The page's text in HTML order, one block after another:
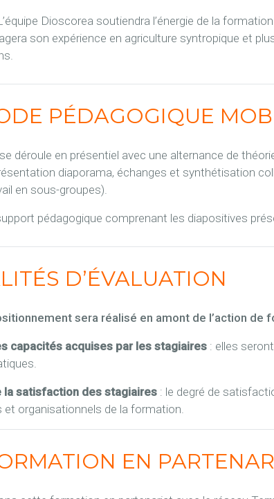
Dioscorea soutiendra l’énergie de la
son expérience en agriculture syntropique et
PÉDAGOGIQUE
déroule en présentiel avec une alternance de
diaporama, échanges et synthétisation
en sous-groupes).
pédagogique comprenant les diapositives
D’ÉVALUATION
sera réalisé en amont de l’action de
capacités acquises par les stagiaires : elles
la satisfaction des stagiaires : le degré de
et organisationnels de la formation.
EN